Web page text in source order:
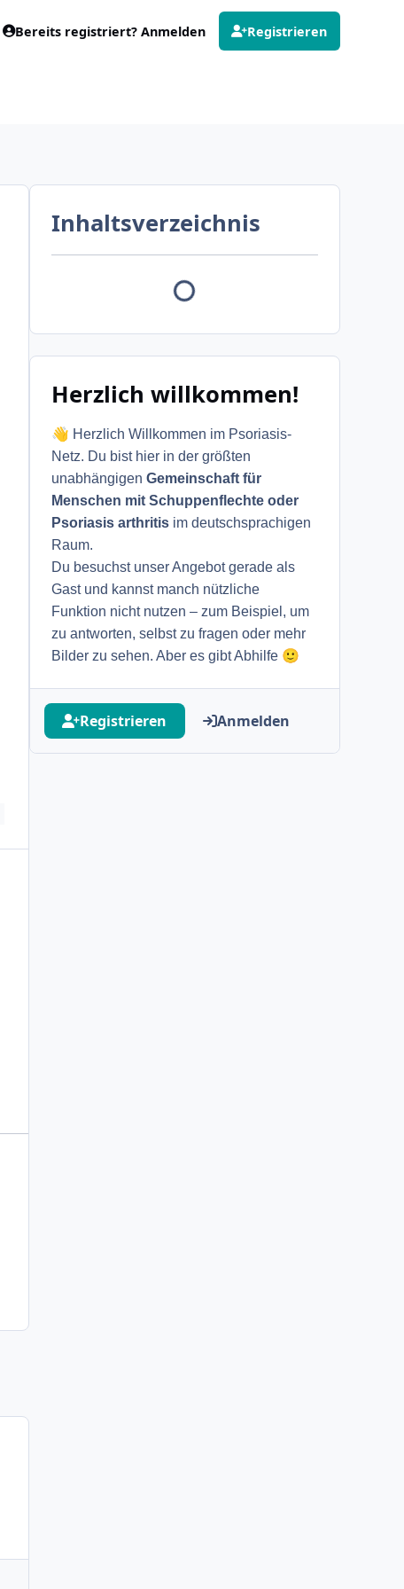
Bereits registriert? Anmelden Registrieren
Inhaltsverzeichnis
Herzlich willkommen!
👋 Herzlich Willkommen im Psoriasis-
Netz. Du bist hier in der größten
unabhängigenGemeinschaft für
Menschen mit Schuppenflechte oder
Psoriasis arthritis im deutschsprachigen
Raum.
Du besuchst unser Angebot gerade als
Gast und kannst manch nützliche
Funktion nicht nutzen – zum Beispiel, um
zu antworten, selbst zu fragen oder mehr
Bilder zu sehen. Aber es gibt Abhilfe 🙂
Registrieren Anmelden